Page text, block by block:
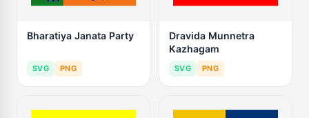
Bharatiya Janata Party
SVG PNG
Dravida Munnetra
Kazhagam
SVG PNG